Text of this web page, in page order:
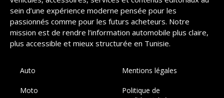
sein d’une expérience moderne pensée pour les
passionnés comme pour les futurs acheteurs. Notre
mission est de rendre l’information automobile plus claire,
plus accessible et mieux structurée en Tunisie.
Auto
Moto
Mentions légales
Politique de